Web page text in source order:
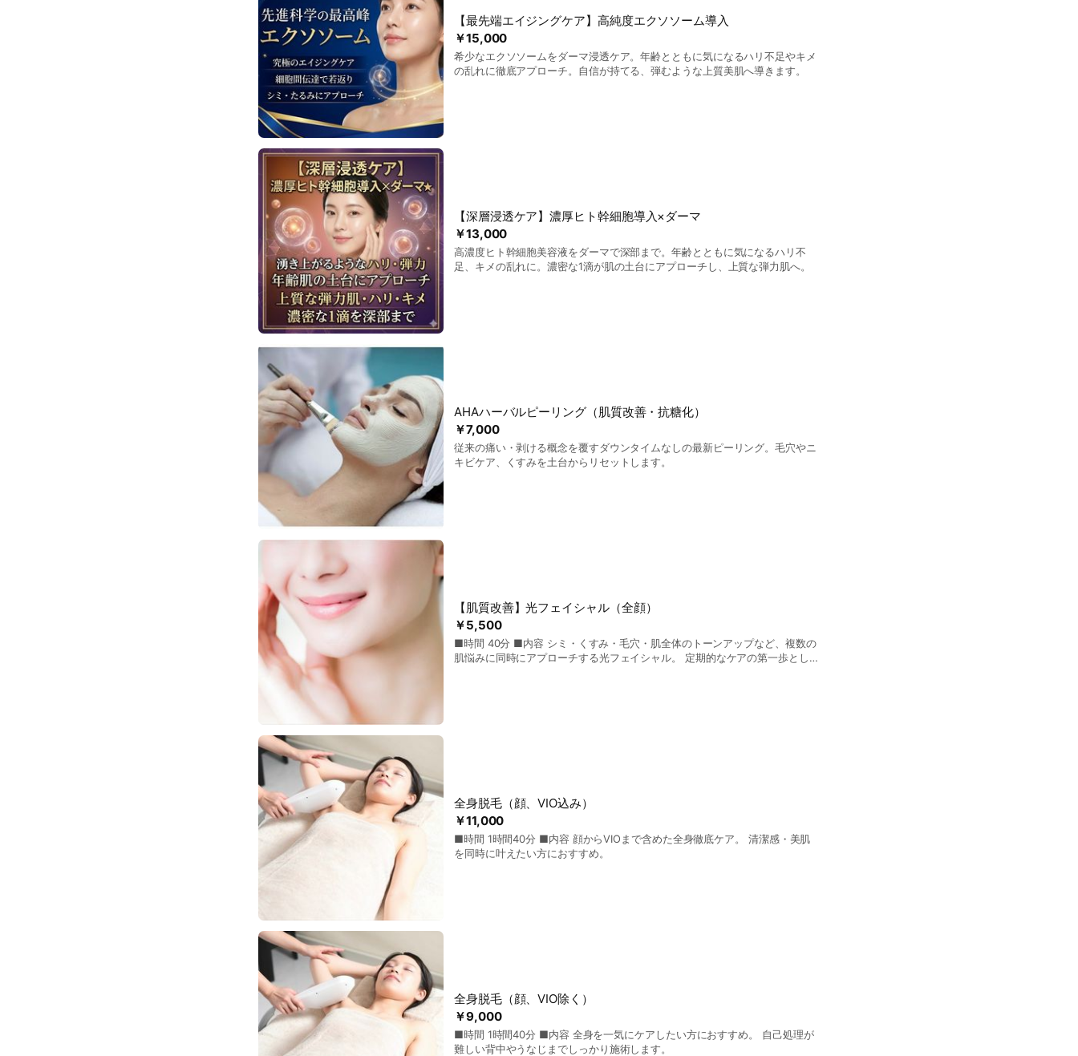
￥15,000
【最先端エイジングケア】高純度エクソソーム導入
希少なエクソソームをダーマ浸透ケア。年齢とともに気になるハリ不足やキメ
の乱れに徹底アプローチ。自信が持てる、弾むような上質美肌へ導きます。
￥13,000
【深層浸透ケア】濃厚ヒト幹細胞導入×ダーマ
高濃度ヒト幹細胞美容液をダーマで深部まで。年齢とともに気になるハリ不
足、キメの乱れに。濃密な1滴が肌の土台にアプローチし、上質な弾力肌へ。
￥7,000
AHAハーバルピーリング（肌質改善・抗糖化）
従来の痛い・剥ける概念を覆すダウンタイムなしの最新ピーリング。毛穴やニ
キビケア、くすみを土台からリセットします。
￥5,500
【肌質改善】光フェイシャル（全顔）
■時間 40分 ■内容 シミ・くすみ・毛穴・肌全体のトーンアップなど、複数の
肌悩みに同時にアプローチする光フェイシャル。 定期的なケアの第一歩として
￥11,000
全身脱毛（顔、VIO込み）
■時間 1時間40分 ■内容 顔からVIOまで含めた全身徹底ケア。 清潔感・美肌
を同時に叶えたい方におすすめ。
￥9,000
全身脱毛（顔、VIO除く）
■時間 1時間40分 ■内容 全身を一気にケアしたい方におすすめ。 自己処理が
難しい背中やうなじまでしっかり施術します。